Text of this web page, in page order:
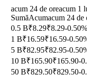
acum 24 de oreacum 1
SumăAcumacum 24 de
0.5 B₹8.29₹8.29-0.50%
1 B₹16.59₹16.59-
5 B₹82.95₹82.95-
10 B₹165.90₹165.90-
50 B₹829.50₹829.50-